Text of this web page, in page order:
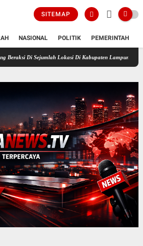
SITEMAP
NASIONAL POLITIK PEMERINTAH
Membongkar Komplotan Spesialis Curanmor Yang